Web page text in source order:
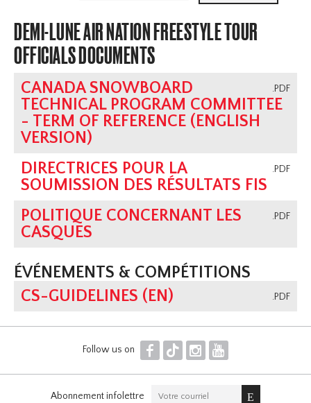
DEMI-LUNE AIR NATION FREESTYLE TOUR
OFFICIALS DOCUMENTS
.PDF
CANADA SNOWBOARD
TECHNICAL PROGRAM COMMITTEE
- TERM OF REFERENCE (ENGLISH
VERSION)
.PDF
DIRECTRICES POUR LA
SOUMISSION DES RÉSULTATS FIS
.PDF
POLITIQUE CONCERNANT LES
CASQUES
ÉVÉNEMENTS & COMPÉTITIONS
.PDF
CS-GUIDELINES (EN)
Follow us on F T I Y
Abonnement infolettre